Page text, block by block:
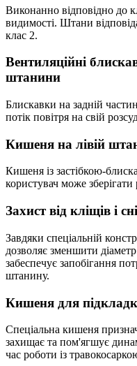
Виконанно відповідно до
видимості. Штани
клас 2.
Вентиляційні
штанини
Блискавки на задній
потік повітря на свій
Кишеня на лівій
Кишеня із застібкою-
користувач може зберігати
Захист від кліщів і
Завдяки спеціальній
дозволяє зменшити
забеспечує запобігання
штанину.
Кишеня для
Спеціальна кишеня
захищає та пом'ягшує
час роботи із